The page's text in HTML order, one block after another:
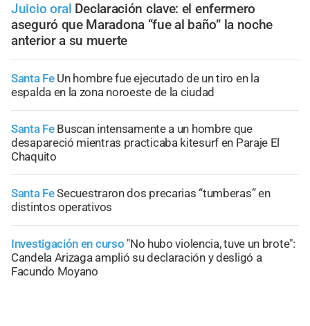
Juicio oral Declaración clave: el enfermero
aseguró que Maradona “fue al baño” la noche
anterior a su muerte
Santa Fe Un hombre fue ejecutado de un tiro en la
espalda en la zona noroeste de la ciudad
Santa Fe Buscan intensamente a un hombre que
desapareció mientras practicaba kitesurf en Paraje El
Chaquito
Santa FeSecuestraron dos precarias “tumberas” en
distintos operativos
Investigación en curso "No hubo violencia, tuve un brote":
Candela Arizaga amplió su declaración y desligó a
Facundo Moyano